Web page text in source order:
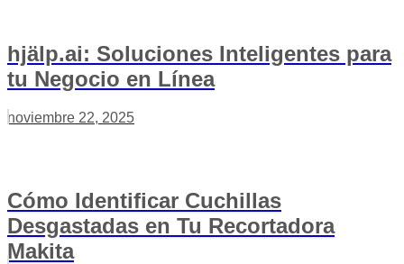
hjälp.ai: Soluciones Inteligentes para
tu Negocio en Línea
noviembre 22, 2025
Cómo Identificar Cuchillas
Desgastadas en Tu Recortadora
Makita